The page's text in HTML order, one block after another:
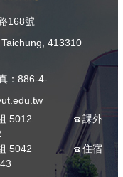
168號
413310
：886-4-
5012
課外
5042
住宿